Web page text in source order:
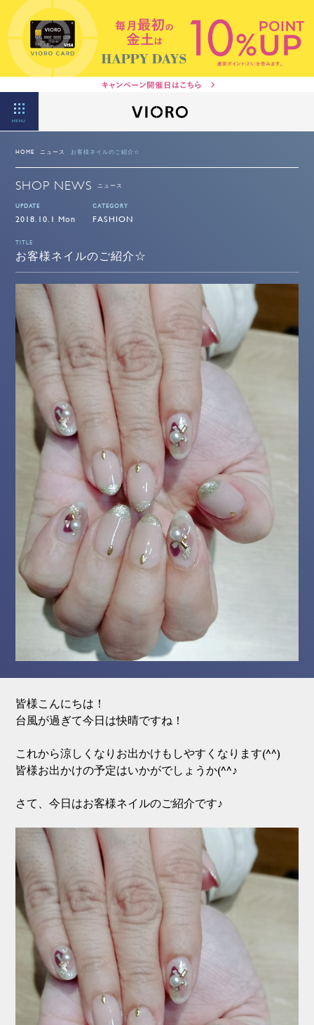
MENU
HOME ニュース お客様ネイルのご紹介☆
SHOP NEWS ニュース
UPDATE
2018.10.1 Mon
CATEGORY
FASHION
TITLE
お客様ネイルのご紹介☆
皆様こんにちは！
台風が過ぎて今日は快晴ですね！
これから涼しくなりお出かけもしやすくなります(^^)
皆様お出かけの予定はいかがでしょうか(^^♪
さて、今日はお客様ネイルのご紹介です♪